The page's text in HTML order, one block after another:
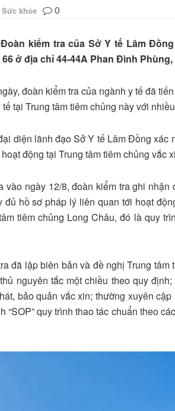
Sức khỏe 0
Đoàn kiểm tra của Sở Y tế Lâm
ở địa chỉ 44-44A Phan Đình Phùng,
đoàn kiểm tra của ngành y tế đã
tại Trung tâm tiêm chủng này với
diện lãnh đạo Sở Y tế Lâm Đồng xác
động tại Trung tâm tiêm chủng vắc
vào ngày 12/8, đoàn kiểm tra ghi
đủ hồ sơ pháp lý liên quan tới hoạt
tiêm chủng Long Châu, đó là quy
đã lập biên bản và đề nghị Trung
nguyên tắc một chiều theo quy
bảo quản vắc xin; thường xuyên
“SOP” quy trình thao tác chuẩn theo